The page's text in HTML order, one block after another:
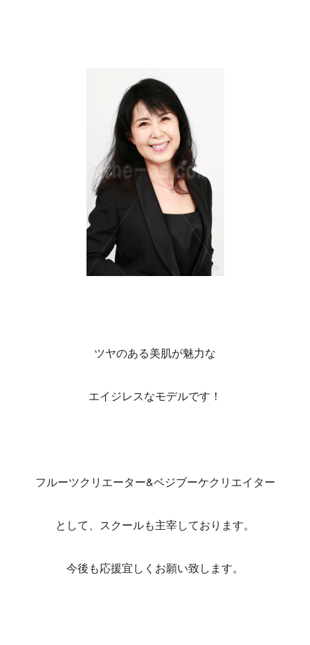
ツヤのある美肌が魅力な
エイジレスなモデルです！
フルーツクリエーター&ベジブーケクリエイター
として、スクールも主宰しております。
今後も応援宜しくお願い致します。